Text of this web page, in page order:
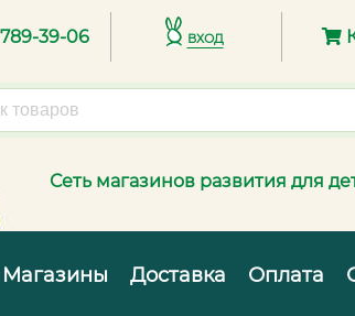
39-06 вход
Сеть магазинов развития для
Магазины Доставка Оплата